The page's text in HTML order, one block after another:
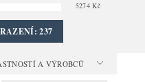
5274 Kč
237
A VÝROBCŮ